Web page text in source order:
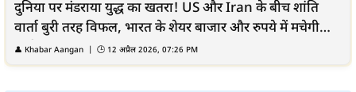
दुनिया पर मंडराया युद्ध का खतरा! US और Iran के बीच शांति
वार्ता बुरी तरह विफल, भारत के शेयर बाजार और रुपये में मचेगी
भारी...
👤 Khabar Aangan | 🕒 12 अप्रैल 2026, 07:26 PM